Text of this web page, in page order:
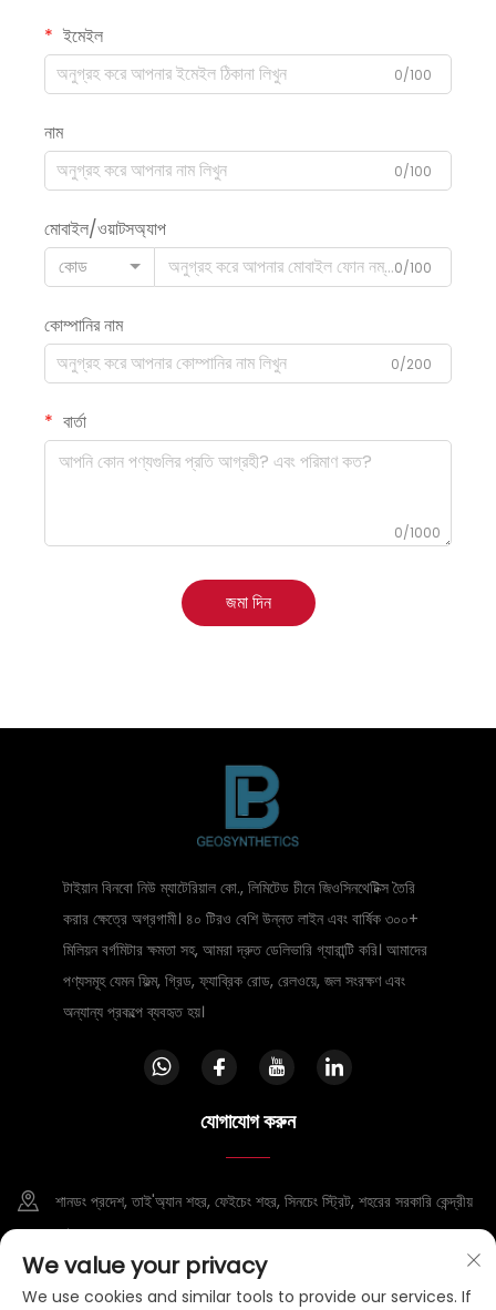
ইমেইল
0/100
নাম
0/100
মোবাইল/ওয়াটসঅ্যাপ
কোড
0/100
কোম্পানির নাম
0/200
বার্তা
0/1000
জমা দিন
টাইয়ান বিনবো নিউ ম্যাটেরিয়াল কো., লিমিটেড চীনে জিওসিনথেটিক্স তৈরি
করার ক্ষেত্রে অগ্রগামী। ৪০ টিরও বেশি উন্নত লাইন এবং বার্ষিক ৩০০+
মিলিয়ন বর্গমিটার ক্ষমতা সহ, আমরা দ্রুত ডেলিভারি গ্যারান্টি করি। আমাদের
পণ্যসমূহ যেমন ফিল্ম, গ্রিড, ফ্যাব্রিক রোড, রেলওয়ে, জল সংরক্ষণ এবং
অন্যান্য প্রকল্পে ব্যবহৃত হয়।
যোগাযোগ করুন
শানডং প্রদেশ, তাই'অ্যান শহর, ফেইচেং শহর, সিনচেং স্ট্রিট, শহরের সরকারি কেন্দ্রীয়
রোড, ১৯০৫ নং ঘর
+86-15953807388
We value your privacy
We use cookies and similar tools to provide our services. If